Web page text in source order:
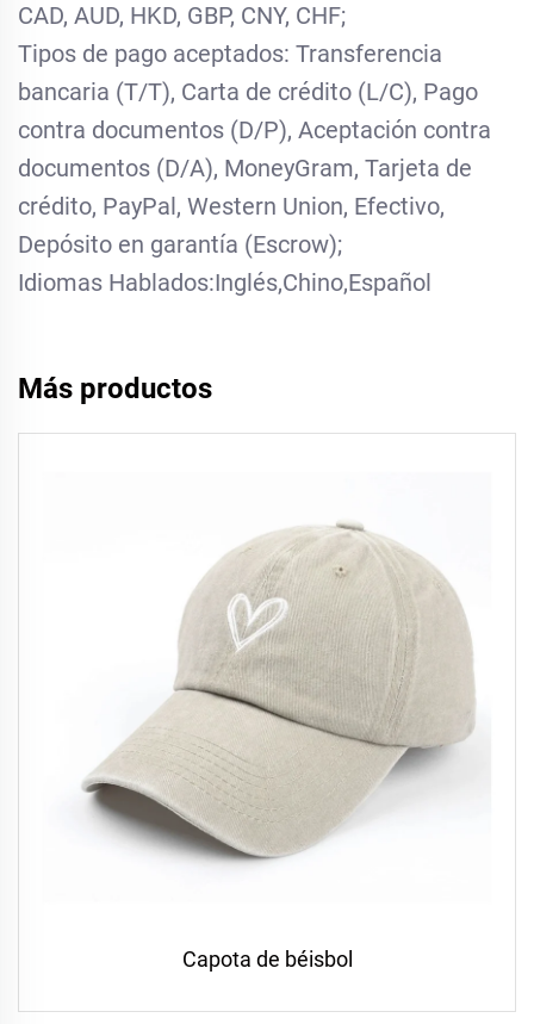
CAD, AUD, HKD, GBP, CNY, CHF;
Tipos de pago aceptados: Transferencia
bancaria (T/T), Carta de crédito (L/C), Pago
contra documentos (D/P), Aceptación contra
documentos (D/A), MoneyGram, Tarjeta de
crédito, PayPal, Western Union, Efectivo,
Depósito en garantía (Escrow);
Idiomas Hablados:Inglés,Chino,Español
Más productos
Capota de béisbol